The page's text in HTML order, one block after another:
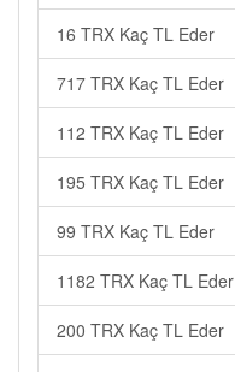
16 TRX Kaç TL Eder
717 TRX Kaç TL Eder
112 TRX Kaç TL Eder
195 TRX Kaç TL Eder
99 TRX Kaç TL Eder
1182 TRX Kaç TL Eder
200 TRX Kaç TL Eder